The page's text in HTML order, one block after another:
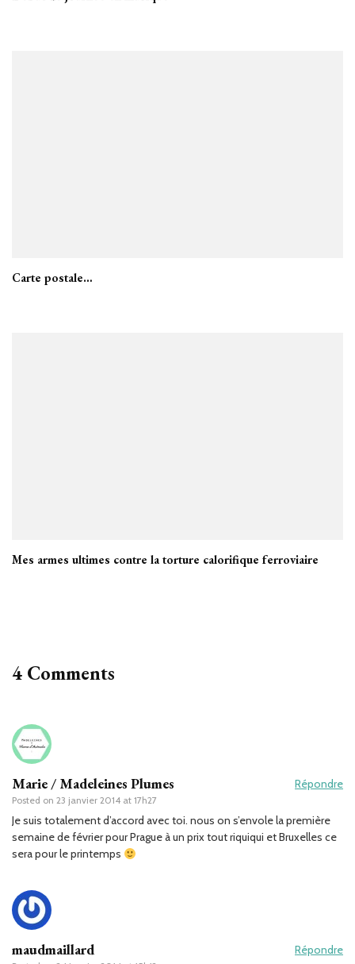
Carte postale…
Mes armes ultimes contre la torture calorifique ferroviaire
4 Comments
Marie / Madeleines Plumes
Posted on 23 janvier 2014 at 17h27
Répondre
Je suis totalement d’accord avec toi. nous on s’envole la première
semaine de février pour Prague à un prix tout riquiqui et Bruxelles ce
sera pour le printemps
maudmaillard Répondre